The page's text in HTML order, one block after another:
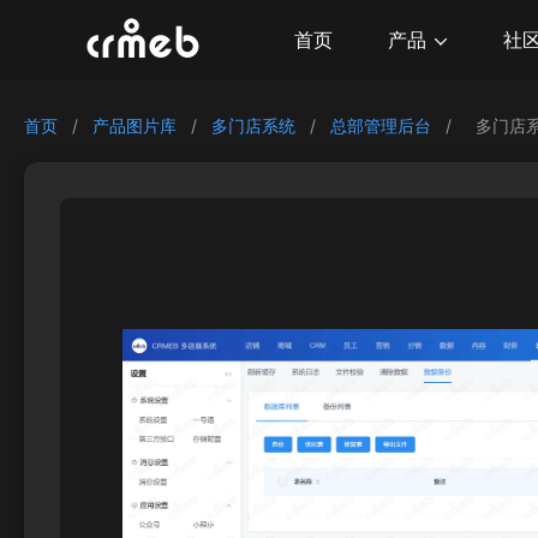
首页 产品 社
首页 / 产品图片库 / 多门店系统 / 总部管理后台 / 多门店